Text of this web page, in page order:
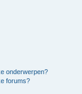
onderwerpen?
forums?